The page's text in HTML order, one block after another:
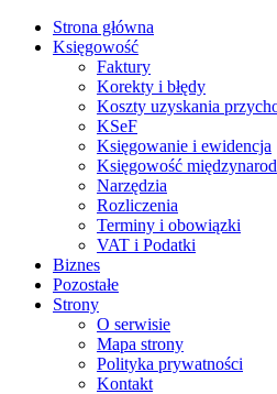
Strona główna
Księgowość
Faktury
Korekty i błędy
Koszty uzyskania
KSeF
Księgowanie i ewidencja
Księgowość
Narzędzia
Rozliczenia
Terminy i obowiązki
VAT i Podatki
Biznes
Pozostałe
Strony
O serwisie
Mapa strony
Polityka prywatności
Kontakt